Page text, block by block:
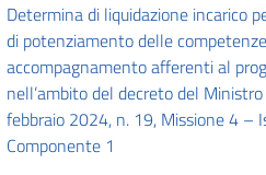
Determina di liquidazione incarico
di potenziamento delle
accompagnamento afferenti al
nell’ambito del decreto del
febbraio 2024, n. 19, Missione 4 –
Componente 1